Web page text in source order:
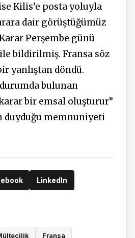
Kilis’e posta yoluyla
dair görüştüğümüz
Perşembe günü
bildirilmiş. Fransa söz
yanlıştan döndü.
bulunan
bir emsal oluşturur”
duyduğu memnuniyeti
LinkedIn
Fransa